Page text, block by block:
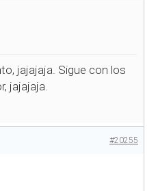
jajajaja. Sigue con los
jajajaja.
#20255